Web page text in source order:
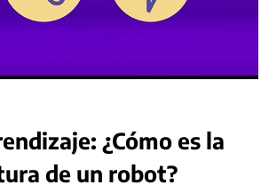
¿Cómo es la
de un robot?